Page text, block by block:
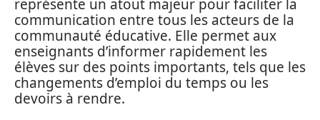
représente un atout majeur pour faciliter la
communication entre tous les acteurs de la
communauté éducative. Elle permet aux
enseignants d’informer rapidement les
élèves sur des points importants, tels que les
changements d’emploi du temps ou les
devoirs à rendre.